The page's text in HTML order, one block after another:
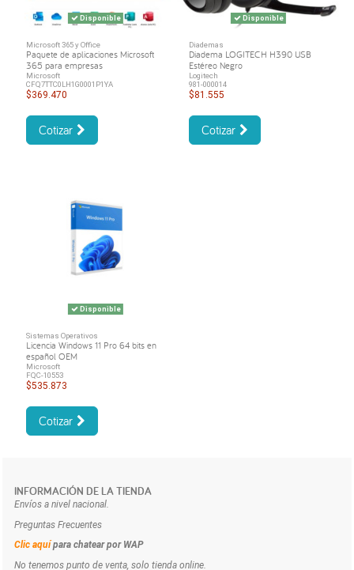
Disponible
Microsoft 365 y Office
Paquete de aplicaciones Microsoft
365 para empresas
Microsoft
CFQ7TTC0LH1G0001P1YA
$369.470
Cotizar
Disponible
Diademas
Diadema LOGITECH H390 USB
Estéreo Negro
Logitech
981-000014
$81.555
Cotizar
Disponible
Sistemas Operativos
Licencia Windows 11 Pro 64 bits en
español OEM
Microsoft
FQC-10553
$535.873
Cotizar
INFORMACIÓN DE LA TIENDA
Envíos a nivel nacional.
Preguntas Frecuentes
Clic aquí para chatear por WAP
No tenemos punto de venta, solo tienda online.